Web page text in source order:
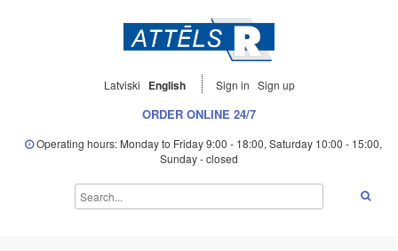
Latviski English Sign in Sign up
ORDER ONLINE 24/7
Operating hours: Monday to Friday 9:00 - 18:00, Saturday 10:00 - 15:00,
Sunday - closed